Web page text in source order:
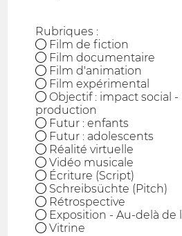
Rubriques :
● Film de fiction
● Film documentaire
● Film d'animation
● Film expérimental
● Objectif : impact social -
production
● Futur : enfants
● Futur : adolescents
● Réalité virtuelle
● Vidéo musicale
● Écriture (Script)
● Schreibsüchte (Pitch)
● Rétrospective
● Exposition - Au-delà de
● Vitrine